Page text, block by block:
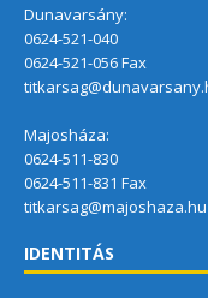
Dunavarsány:
0624-521-040
0624-521-056 Fax
Majosháza:
0624-511-830
0624-511-831 Fax
titkarsag@majoshaza.hu
IDENTITÁS